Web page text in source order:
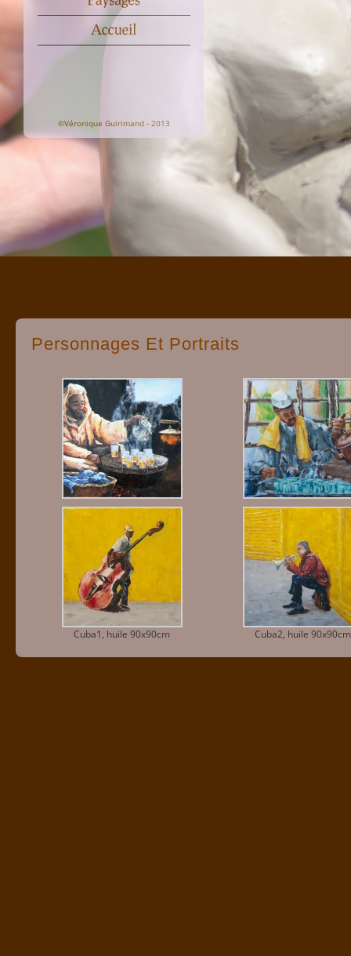
©Véronique Guirimand - 2013
Personnages Et Portraits
Cuba1, huile 90x90cm Cuba2, huile 90x90cm